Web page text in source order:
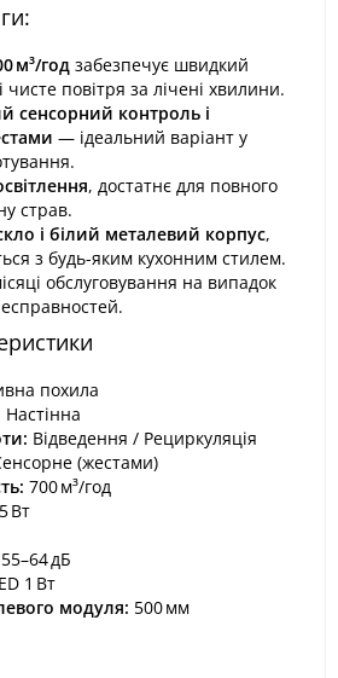
м³/год забезпечує швидкий
чисте повітря за лічені хвилини.
сенсорний контроль і
— ідеальний варіант у
, достатнє для повного
страв.
і білий металевий корпус,
з будь-яким кухонним стилем.
обслуговування на випадок
похила
Настінна
Відведення / Рециркуляція
(жестами)
700 м³/год
Вт
55–64 дБ
1 Вт
модуля: 500 мм